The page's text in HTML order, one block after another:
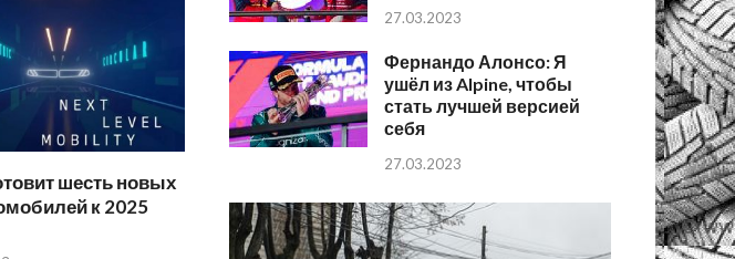
шесть новых
к 2025
27.03.2023
Фернандо Алонсо: Я
ушёл из Alpine, чтобы
стать лучшей версией
себя
27.03.2023